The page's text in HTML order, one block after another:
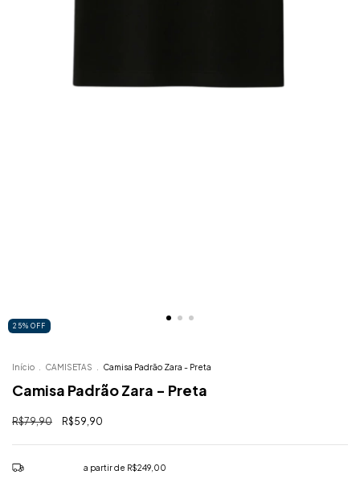
25% OFF
Início CAMISETAS Camisa Padrão Zara - Preta
Camisa Padrão Zara - Preta
R$79,90 R$59,90
a partir de R$249,00